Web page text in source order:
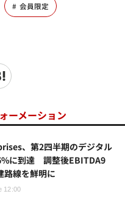
会員限定
ーメーション
、第2四半期のデジタル
に到達 調整後EBITDA9
路線を鮮明に
12:00